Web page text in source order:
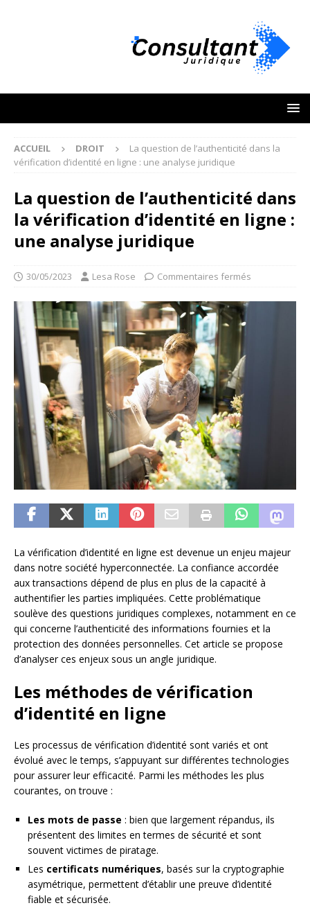
ACCUEIL DROIT
La question de l’authenticité dans la
vérification d’identité en ligne : une analyse juridique
La question de l’authenticité dans
la vérification d’identité en ligne :
une analyse juridique
30/05/2023 Lesa Rose Commentaires fermés
La vérification d’identité en ligne est devenue un enjeu majeur
dans notre société hyperconnectée. La confiance accordée
aux transactions dépend de plus en plus de la capacité à
authentifier les parties impliquées. Cette problématique
soulève des questions juridiques complexes, notamment en ce
qui concerne l’authenticité des informations fournies et la
protection des données personnelles. Cet article se propose
d’analyser ces enjeux sous un angle juridique.
Les méthodes de vérification
d’identité en ligne
Les processus de vérification d’identité sont variés et ont
évolué avec le temps, s’appuyant sur différentes technologies
pour assurer leur efficacité. Parmi les méthodes les plus
courantes, on trouve :
Les mots de passe : bien que largement répandus, ils
présentent des limites en termes de sécurité et sont
souvent victimes de piratage.
Les certificats numériques, basés sur la cryptographie
asymétrique, permettent d’établir une preuve d’identité
fiable et sécurisée.